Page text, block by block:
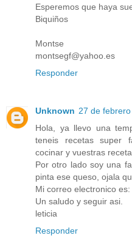
Esperemos que haya
Biquiños
Montse
montsegf@yahoo.es
Responder
Unknown 27 de
Hola, ya llevo una
teneis recetas super
cocinar y vuestras
Por otro lado soy una
pinta ese queso, ojala
Mi correo electronico
Un saludo y seguir asi.
leticia
Responder